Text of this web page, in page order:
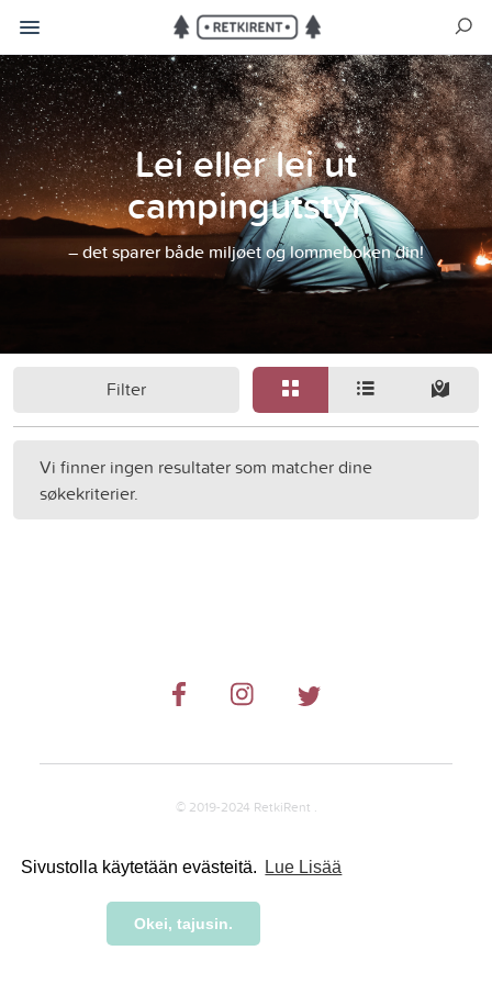
Sivustolla käytetään evästeitä. Lue Lisää
Okei, tajusin.
Lei eller lei ut
campingutstyr
– det sparer både miljøet og lommeboken din!
Filter
Vi finner ingen resultater som matcher dine
søkekriterier.
© 2019-2024 RetkiRent .